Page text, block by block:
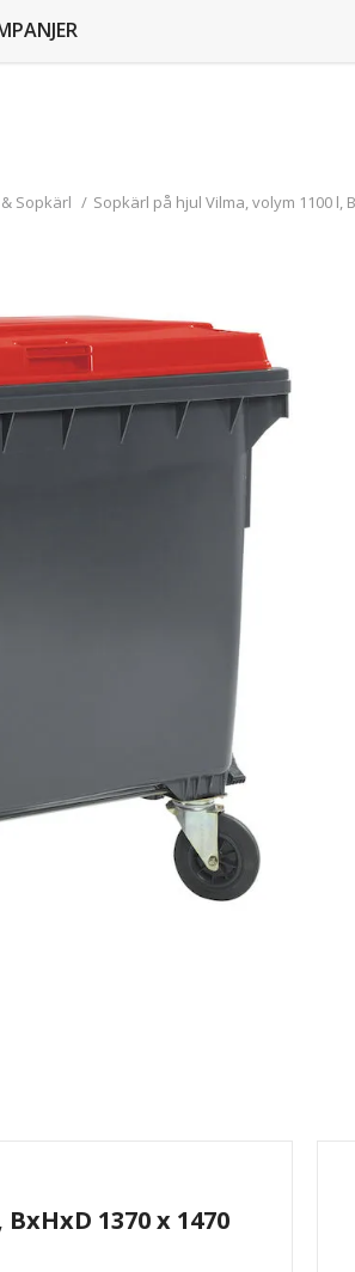
Sopkärl / Sopkärl på hjul Vilma, volym 1100 l,
1370 x 1470